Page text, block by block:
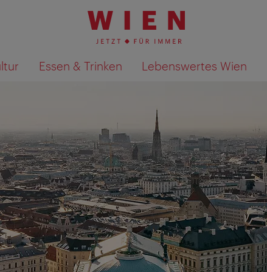
Essen & Trinken Lebenswertes Wien